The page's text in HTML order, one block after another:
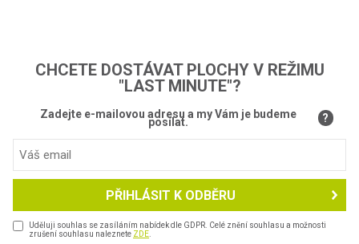
CHCETE DOSTÁVAT PLOCHY V REŽIMU
"LAST MINUTE"?
Zadejte e-mailovou adresu a my Vám je budeme
posílat. ?
Uděluji souhlas se zasíláním nabídek dle GDPR. Celé znění souhlasu a možnosti
zrušení souhlasu naleznete ZDE
PŘIHLÁSIT K ODBĚRU